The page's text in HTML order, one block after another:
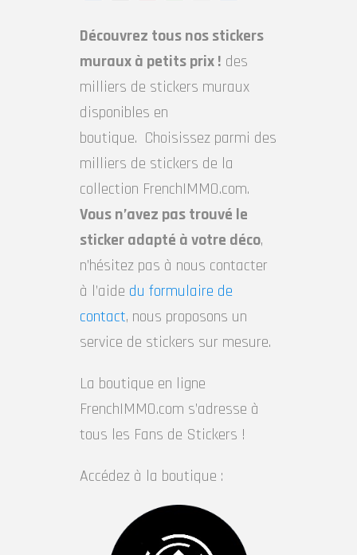
Découvrez tous nos stickers
muraux à petits prix ! des
milliers de stickers muraux
disponibles en
boutique. Choisissez parmi des
milliers de stickers de la
collection FrenchIMMO.com.
Vous n’avez pas trouvé le
sticker adapté à votre déco,
n’hésitez pas à nous contacter
à l’aide du formulaire de
contact, nous proposons un
service de stickers sur mesure.
La boutique en ligne
FrenchIMMO.com s’adresse à
tous les Fans de Stickers !
Accédez à la boutique :